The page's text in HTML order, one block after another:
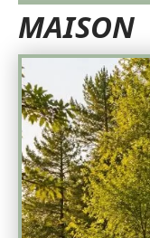
MAISON